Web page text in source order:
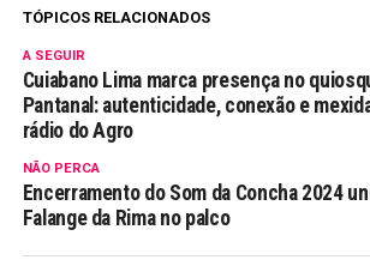
TÓPICOS RELACIONADOS
A SEGUIR
Cuiabano Lima marca presença no
Pantanal: autenticidade, conexão e
rádio do Agro
NÃO PERCA
Encerramento do Som da Concha 2024
Falange da Rima no palco